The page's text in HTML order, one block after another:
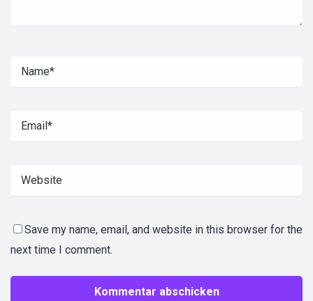
Save my name, email, and website in this browser for the
next time I comment.